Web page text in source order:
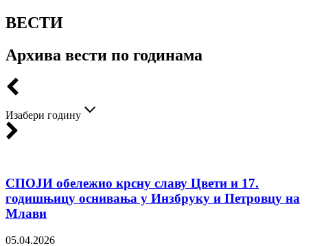
ВЕСТИ
Архива вести по годинама
Изабери годину
СПОЈИ обележио крсну славу Цвети и 17.
годишњицу оснивања у Инзбруку и Петровцу на
Млави
05.04.2026